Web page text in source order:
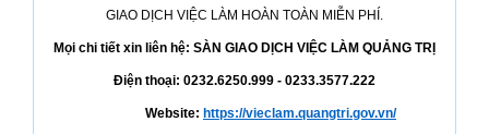
GIAO DỊCH VIỆC LÀM HOÀN TOÀN MIỄN PHÍ.
Mọi chi tiết xin liên hệ: SÀN GIAO DỊCH VIỆC LÀM QUẢNG TRỊ
Điện thoại: 0232.6250.999 - 0233.3577.222
Website: https://vieclam.quangtri.gov.vn/